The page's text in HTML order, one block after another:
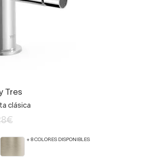
Tres
clásica
+ 8 COLORES DISPONIBLES